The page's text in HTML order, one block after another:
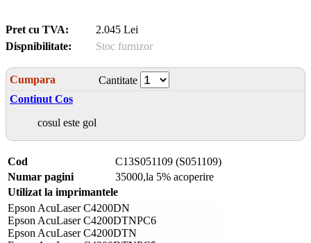
Pret cu TVA:
2.045 Lei
Dispnibilitate:
Stoc furnizor
Cumpara
Cantitate
Continut Cos
cosul este gol
Cod
C13S051109 (S051109)
Numar pagini
35000,la 5% acoperire
Utilizat la imprimantele
Epson AcuLaser C4200DN
Epson AcuLaser C4200DTNPC6
Epson AcuLaser C4200DTN